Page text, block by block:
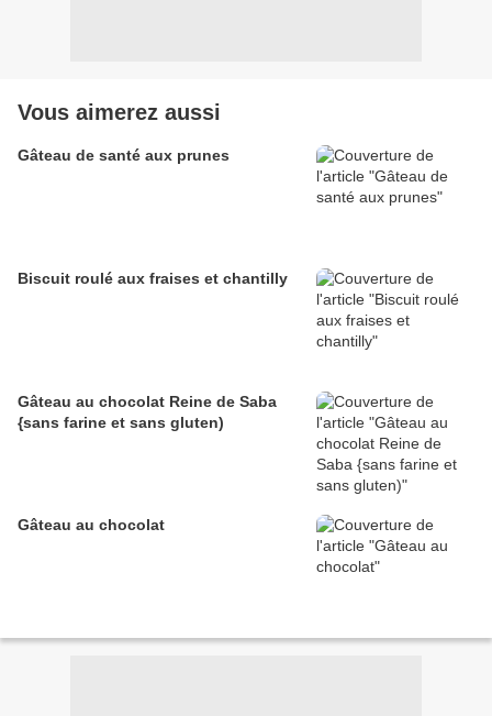
Vous aimerez aussi
Gâteau de santé aux prunes
Biscuit roulé aux fraises et chantilly
Gâteau au chocolat Reine de Saba
{sans farine et sans gluten)
Gâteau au chocolat